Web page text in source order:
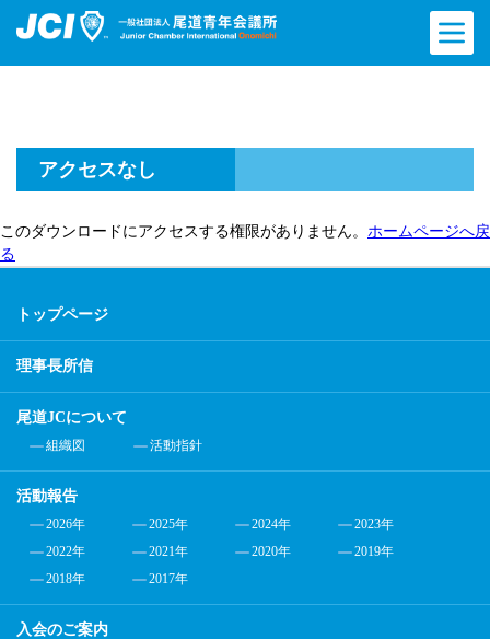
アクセスなし
このダウンロードにアクセスする権限がありません。 ホームページへ戻
る
トップページ
理事長所信
尾道JCについて
組織図 活動指針
活動報告
2026年 2025年 2024年
2023年
2022年
2021年 2020年
2019年
2018年
2017年
入会のご案内